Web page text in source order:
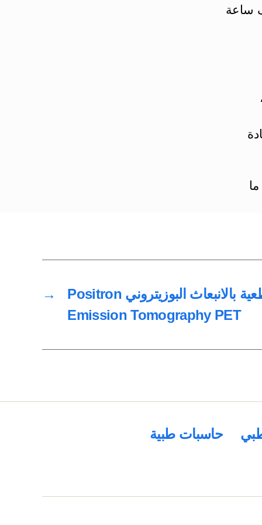
ساعة
→
الأشعة المقطعية بالانبعاث البوزيتروني Positron
Emission Tomography PET
حاسبات طبية